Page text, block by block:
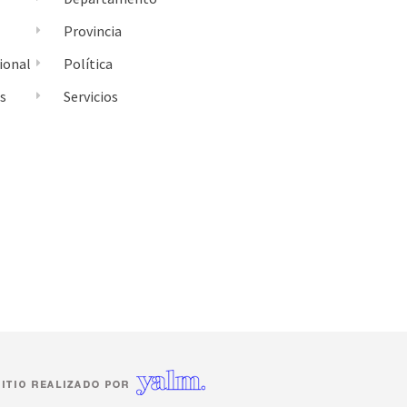
Provincia
Política
Servicios